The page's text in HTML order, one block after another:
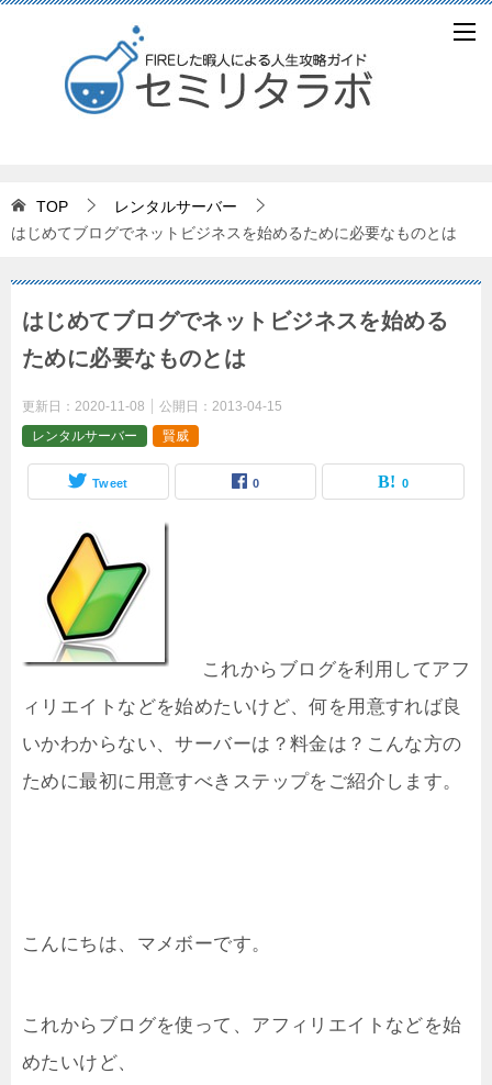
TOP
レンタルサーバー
はじめてブログでネットビジネスを始めるために必要なものとは
はじめてブログでネットビジネスを始める
ために必要なものとは
更新日： 2020-11-08 公開日： 2013-04-15
レンタルサーバー
賢威
Tweet 0 0
これからブログを利用してアフ
ィリエイトなどを始めたいけど、何を用意すれば良
いかわからない、サーバーは？料金は？こんな方の
ために最初に用意すべきステップをご紹介します。
こんにちは、マメボーです。
これからブログを使って、アフィリエイトなどを始
めたいけど、